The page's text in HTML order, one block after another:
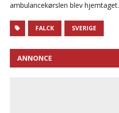
ambulancekørslen blev hjemtaget.
FALCK SVERIGE
ANNONCE